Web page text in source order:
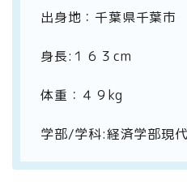
出身地：千葉県千葉市
身長:１６３cm
体重：４９kg
学部/学科:経済学部現